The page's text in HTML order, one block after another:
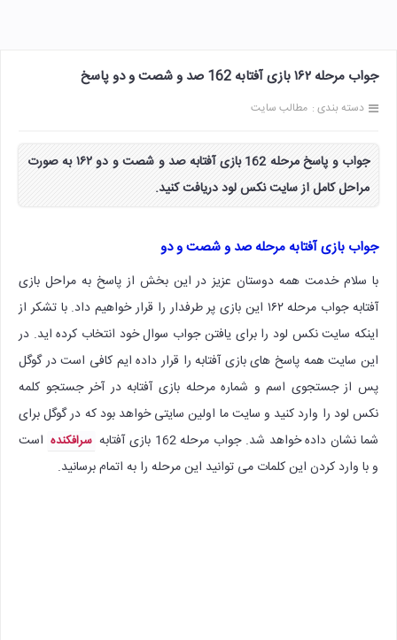
جواب مرحله ۱۶۲ بازی آفتابه 162 صد و شصت و دو پاسخ
دسته بندی : مطالب سایت
جواب و پاسخ مرحله 162 بازی آفتابه صد و شصت و دو ۱۶۲ به صورت
مراحل کامل از سایت نکس لود دریافت کنید.
جواب بازی آفتابه مرحله صد و شصت و دو
با سلام خدمت همه دوستان عزیز در این بخش از پاسخ به مراحل بازی
آفتابه جواب مرحله ۱۶۲ این بازی پر طرفدار را قرار خواهیم داد. با تشکر از
اینکه سایت نکس لود را برای یافتن جواب سوال خود انتخاب کرده اید. در
این سایت همه پاسخ های بازی آفتابه را قرار داده ایم کافی است در گوگل
پس از جستجوی اسم و شماره مرحله بازی آفتابه در آخر جستجو کلمه
نکس لود را وارد کنید و سایت ما اولین سایتی خواهد بود که در گوگل برای
شما نشان داده خواهد شد. جواب مرحله 162 بازی آفتابه
سرافکنده است
و با وارد کردن این کلمات می توانید این مرحله را به اتمام برسانید.